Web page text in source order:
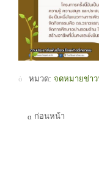
หมวด: จดหมายข่า
ก่อนหน้า